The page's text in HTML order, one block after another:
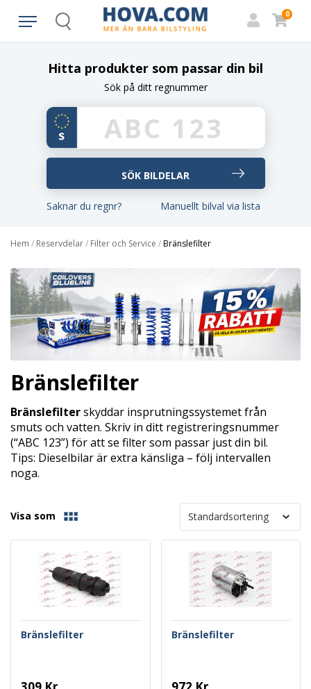
Search
0
Hitta produkter som passar din bil
Sök på ditt regnummer
Saknar du regnr? Manuellt bilval via lista
Hem / Reservdelar/ Filter och Service /Bränslefilter
Bränslefilter
Bränslefilterskyddar insprutningssystemet från
smuts och vatten. Skriv in ditt registreringsnummer
(“ABC 123”) för att se filter som passar just din bil.
Tips: Dieselbilar är extra känsliga – följ intervallen
noga.
Visa som
Bränslefilter Bränslefilter